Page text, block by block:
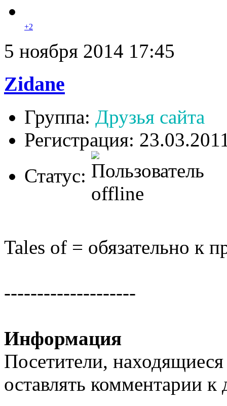
+2
5 ноября 2014 17:45
Zidane
Группа: Друзья сайта
Регистрация:
Статус:
Tales of = обязательно к
--------------------
Информация
Посетители,
оставлять комментарии